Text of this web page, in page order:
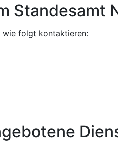
Standesamt
wie folgt kontaktieren: